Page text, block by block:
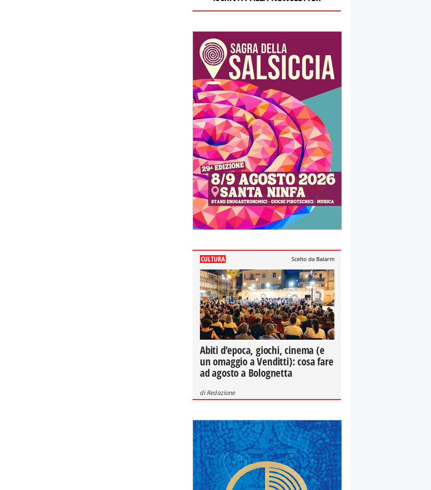
CULTURA Scelto da Balarm
Abiti d’epoca, giochi, cinema (e
un omaggio a Venditti): cosa fare
ad agosto a Bolognetta
diRedazione